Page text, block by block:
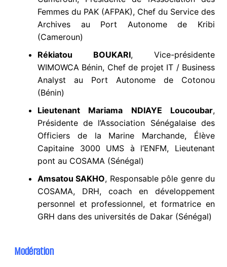
Femmes du PAK (AFPAK), Chef du Service des
Archives au Port Autonome de Kribi
(Cameroun)
Rékiatou BOUKARI, Vice-présidente
WIMOWCA Bénin, Chef de projet IT / Business
Analyst au Port Autonome de Cotonou
(Bénin)
Lieutenant Mariama NDIAYE Loucoubar,
Présidente de l’Association Sénégalaise des
Officiers de la Marine Marchande, Élève
Capitaine 3000 UMS à l’ENFM, Lieutenant
pont au COSAMA (Sénégal)
Amsatou SAKHO, Responsable pôle genre du
COSAMA, DRH, coach en développement
personnel et professionnel, et formatrice en
GRH dans des universités de Dakar (Sénégal)
Modération